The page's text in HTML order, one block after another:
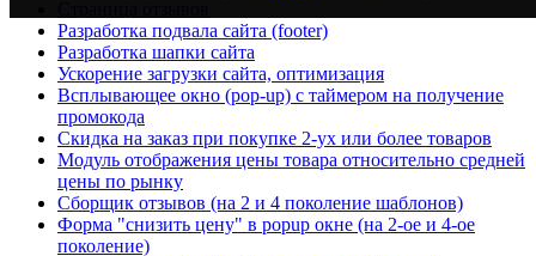
Разработка подвала сайта (footer)
Разработка шапки сайта
Ускорение загрузки сайта, оптимизация
Всплывающее окно (pop-up) с таймером на получение
промокода
Скидка на заказ при покупке 2-ух или более товаров
Модуль отображения цены товара относительно средней
цены по рынку
Сборщик отзывов (на 2 и 4 поколение шаблонов)
Форма "снизить цену" в popup окне (на 2-ое и 4-ое
поколение)